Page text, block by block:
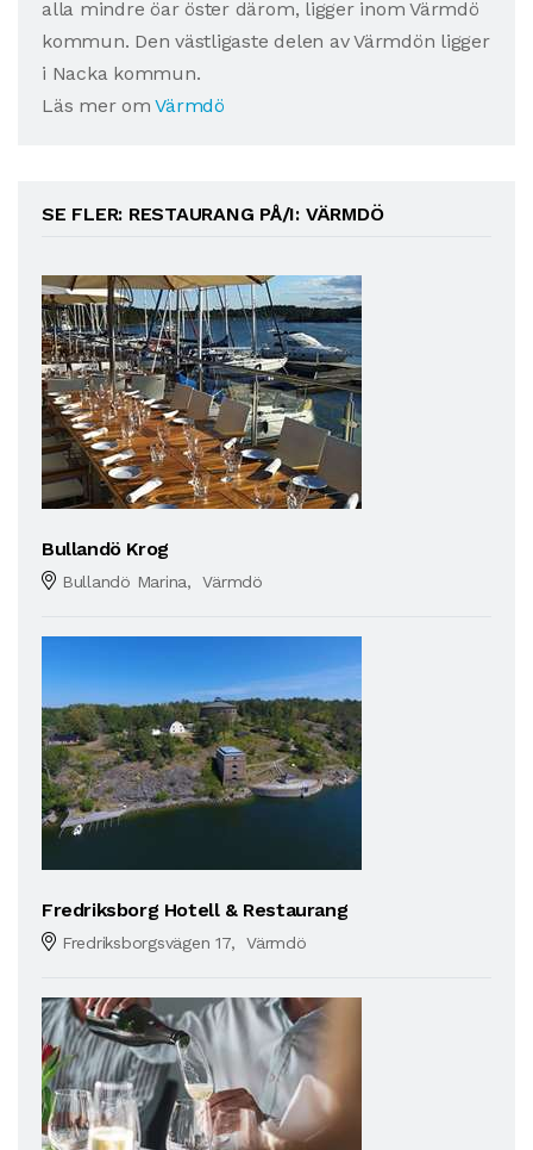
alla mindre öar öster därom, ligger inom Värmdö
kommun. Den västligaste delen av Värmdön ligger
i Nacka kommun.
Läs mer omVärmdö
SE FLER: RESTAURANG PÅ/I: VÄRMDÖ
Bullandö Krog
Bullandö Marina, Värmdö
Fredriksborg Hotell & Restaurang
Fredriksborgsvägen 17, Värmdö